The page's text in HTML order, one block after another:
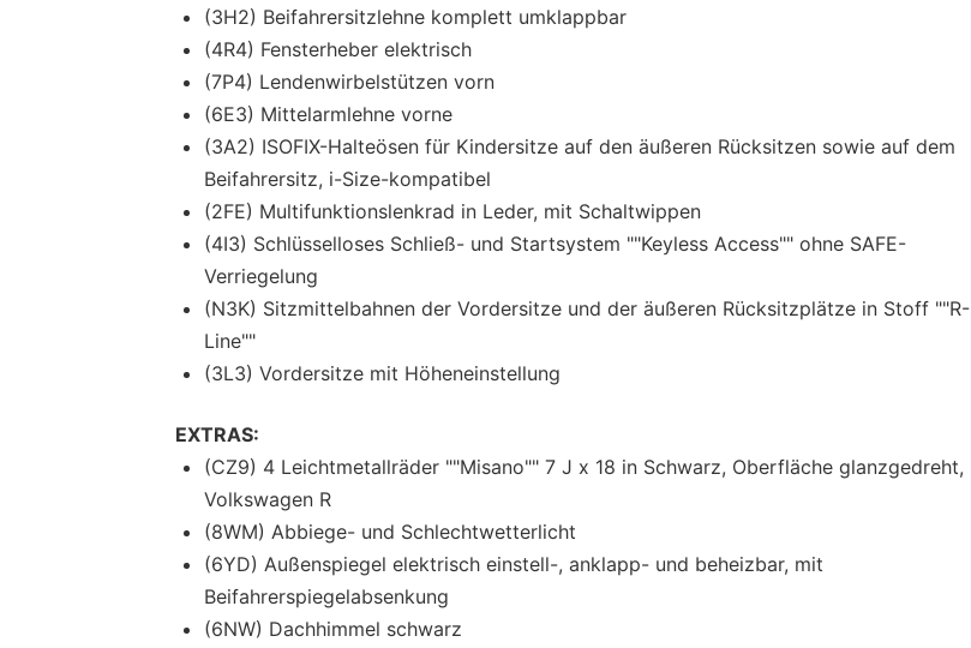
(3H2) Beifahrersitzlehne komplett umklappbar
(4R4) Fensterheber elektrisch
(7P4) Lendenwirbelstützen vorn
(6E3) Mittelarmlehne vorne
(3A2) ISOFIX-Halteösen für Kindersitze auf den äußeren Rücksitzen sowie auf dem
Beifahrersitz, i-Size-kompatibel
(2FE) Multifunktionslenkrad in Leder, mit Schaltwippen
(4I3) Schlüsselloses Schließ- und Startsystem ""Keyless Access"" ohne SAFE-
Verriegelung
(N3K) Sitzmittelbahnen der Vordersitze und der äußeren Rücksitzplätze in Stoff ""R-
Line""
(3L3) Vordersitze mit Höheneinstellung
EXTRAS:
(CZ9) 4 Leichtmetallräder ""Misano"" 7 J x 18 in Schwarz, Oberfläche glanzgedreht,
Volkswagen R
(8WM) Abbiege- und Schlechtwetterlicht
(6YD) Außenspiegel elektrisch einstell-, anklapp- und beheizbar, mit
Beifahrerspiegelabsenkung
(6NW) Dachhimmel schwarz